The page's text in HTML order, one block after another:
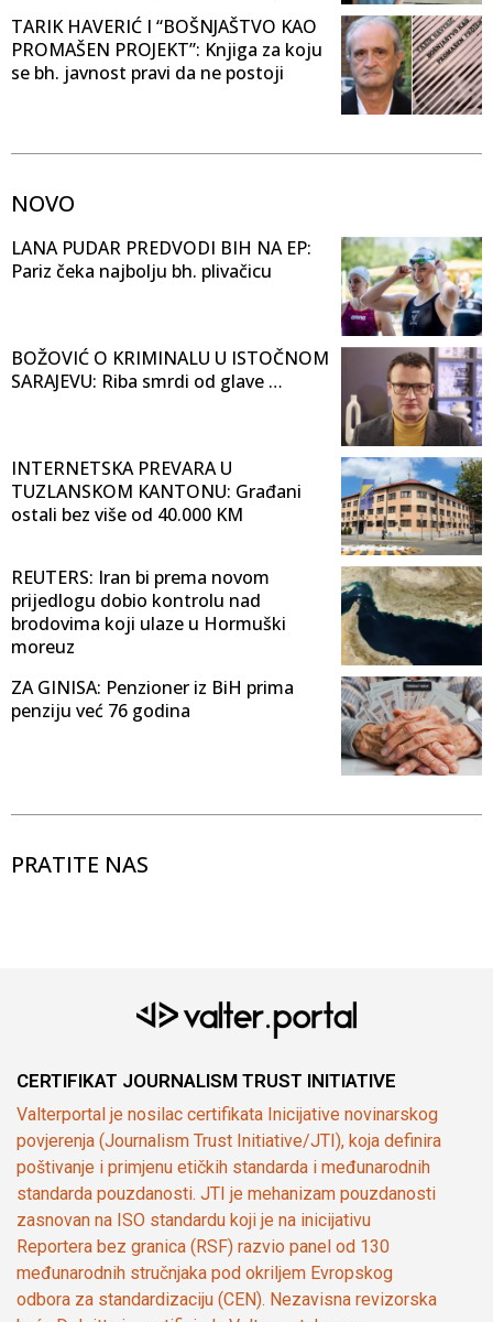
TARIK HAVERIĆ I “BOŠNJAŠTVO KAO
PROMAŠEN PROJEKT”: Knjiga za koju
se bh. javnost pravi da ne postoji
NOVO
LANA PUDAR PREDVODI BIH NA EP:
Pariz čeka najbolju bh. plivačicu
BOŽOVIĆ O KRIMINALU U ISTOČNOM
SARAJEVU: Riba smrdi od glave …
INTERNETSKA PREVARA U
TUZLANSKOM KANTONU: Građani
ostali bez više od 40.000 KM
REUTERS: Iran bi prema novom
prijedlogu dobio kontrolu nad
brodovima koji ulaze u Hormuški
moreuz
ZA GINISA: Penzioner iz BiH prima
penziju već 76 godina
PRATITE NAS
CERTIFIKAT JOURNALISM TRUST INITIATIVE
Valterportal je nosilac certifikata Inicijative novinarskog
povjerenja (Journalism Trust Initiative/JTI), koja definira
poštivanje i primjenu etičkih standarda i međunarodnih
standarda pouzdanosti. JTI je mehanizam pouzdanosti
zasnovan na ISO standardu koji je na inicijativu
Reportera bez granica (RSF) razvio panel od 130
međunarodnih stručnjaka pod okriljem Evropskog
odbora za standardizaciju (CEN). Nezavisna revizorska